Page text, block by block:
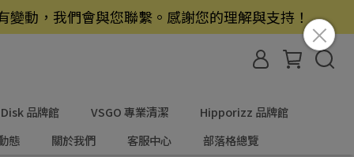
動，我們會與您聯繫。感謝您的理解與支持！
品牌館 VSGO 專業清潔
Hipporizz 品牌館
態
關於我們 客服中心 部落格總覽